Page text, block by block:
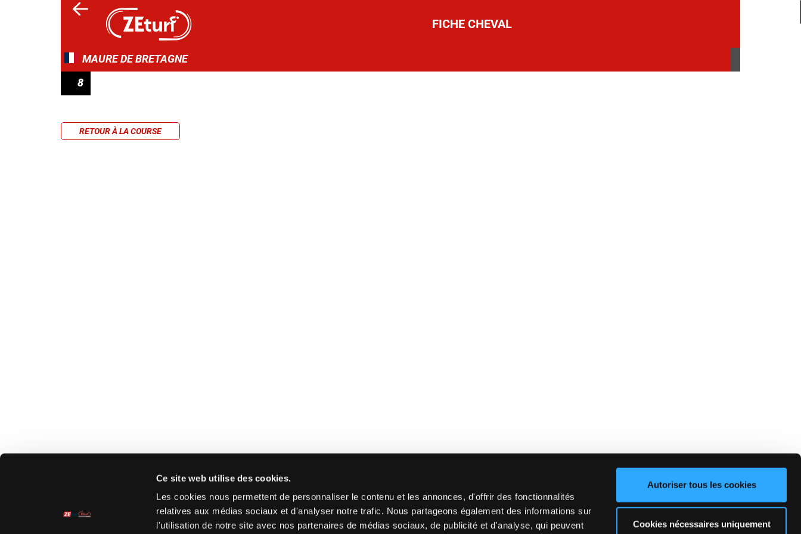
Ce site web utilise des cookies.
Les cookies nous permettent de personnaliser le contenu et les annonces, d'offrir des fonctionnalités
relatives aux médias sociaux et d'analyser notre trafic. Nous partageons également des informations sur
l'utilisation de notre site avec nos partenaires de médias sociaux, de publicité et d'analyse, qui peuvent
Autoriser tous les cookies
Cookies nécessaires uniquement
FICHE CHEVAL
MAURE DE BRETAGNE
8
RETOUR À LA COURSE